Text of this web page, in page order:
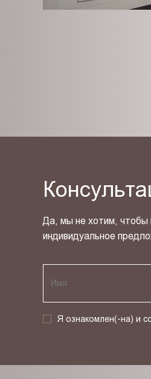
Да, мы не хотим, чтобы
индивидуальное
Я ознакомлен(-на) и